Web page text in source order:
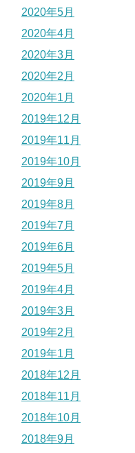
2020年5月
2020年4月
2020年3月
2020年2月
2020年1月
2019年12月
2019年11月
2019年10月
2019年9月
2019年8月
2019年7月
2019年6月
2019年5月
2019年4月
2019年3月
2019年2月
2019年1月
2018年12月
2018年11月
2018年10月
2018年9月